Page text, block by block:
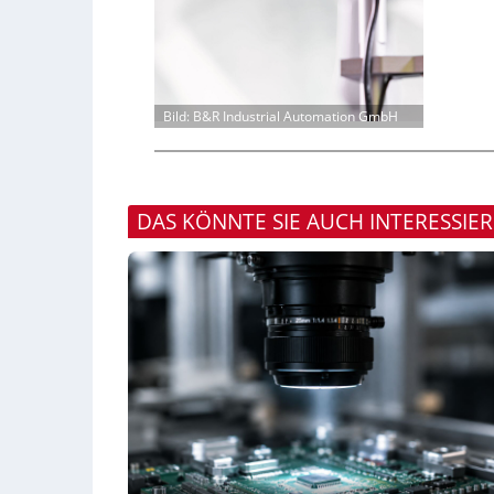
Bild: B&R Industrial Automation GmbH
DAS KÖNNTE SIE AUCH